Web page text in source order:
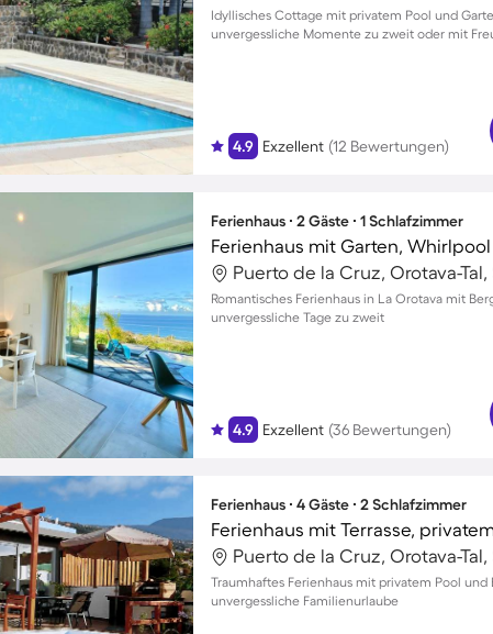
Idyllisches Cottage mit privatem Pool und
unvergessliche Momente zu zweit oder mit
4.9 Exzellent (12 Bewertungen)
Ferienhaus ∙ 2 Gäste ∙ 1 Schlafzimmer
Puerto de la Cruz, Orotava-
Romantisches Ferienhaus in La Orotava mit
unvergessliche Tage zu zweit
4.9 Exzellent (36 Bewertungen)
Ferienhaus ∙ 4 Gäste ∙ 2 Schlafzimmer
Puerto de la Cruz, Orotava-
Traumhaftes Ferienhaus mit privatem Pool und
unvergessliche Familienurlaube